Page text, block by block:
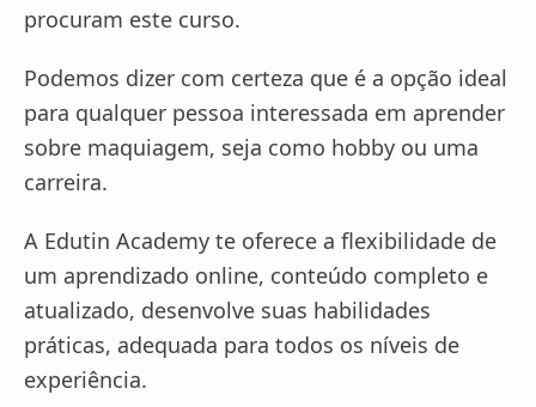
procuram este curso.
Podemos dizer com certeza que é a opção ideal
para qualquer pessoa interessada em aprender
sobre maquiagem, seja como hobby ou uma
carreira.
A Edutin Academy te oferece a flexibilidade de
um aprendizado online, conteúdo completo e
atualizado, desenvolve suas habilidades
práticas, adequada para todos os níveis de
experiência.